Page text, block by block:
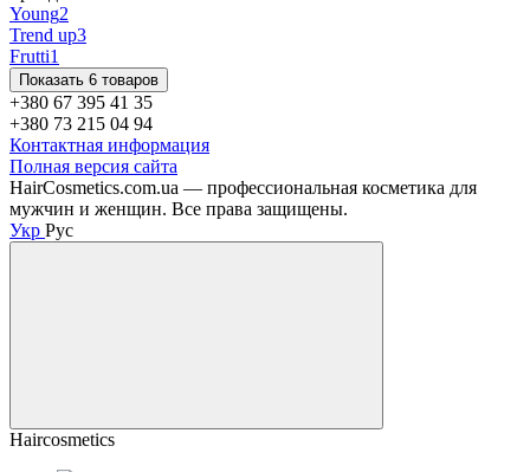
Young2
Trend up3
Frutti1
Показать 6 товаров
+380 67 395 41 35
+380 73 215 04 94
Контактная информация
Полная версия сайта
HairCosmetics.com.ua — профессиональная косметика для
мужчин и женщин. Все права защищены.
Укр Рус
Haircosmetics